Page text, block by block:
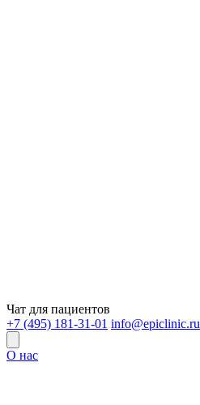
Чат для пациентов
+7 (495) 181-31-01 info@epiclinic.ru
О нас